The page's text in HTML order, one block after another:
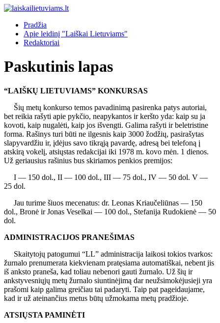
Pradžia
Apie leidinį "Laiškai Lietuviams"
Redaktoriai
Paskutinis lapas
“LAIŠKŲ LIETUVIAMS” KONKURSAS
Šių metų konkurso temos pavadinimą pasirenka patys autoriai,
bet reikia rašyti apie pykčio, neapykantos ir keršto yda: kaip su ja
kovoti, kaip nugalėti, kaip jos išvengti. Galima rašyti ir beletristine
forma. Rašinys turi būti ne ilgesnis kaip 3000 žodžių, pasirašytas
slapyvardžiu ir, įdėjus savo tikrąją pavardę, adresą bei telefoną į
atskirą vokelį, atsiųstas redakcijai iki 1978 m. kovo mėn. 1 dienos.
Už geriausius rašinius bus skiriamos penkios premijos:
I — 150 dol., II — 100 dol., III — 75 dol., IV — 50 dol. V —
25 dol.
Jau turime šiuos mecenatus: dr. Leonas Kriaučeliūnas — 150
dol., Bronė ir Jonas Veselkai — 100 dol., Stefanija Rudokienė — 50
dol.
ADMINISTRACIJOS PRANEŠIMAS
Skaitytojų patogumui “LL” administracija laikosi tokios tvarkos:
žurnalo prenumerata kiekvienam pratęsiama automatiškai, nebent jis
iš anksto praneša, kad toliau nebenori gauti žurnalo. Už šių ir
ankstyvesniųjų metų žurnalo siuntinėjimą dar neužsimokėjusieji yra
prašomi kaip galima greičiau tai padaryti. Taip pat pageidaujame,
kad ir už ateinančius metus būtų užmokama metų pradžioje.
ATSIŲSTA PAMINĖTI